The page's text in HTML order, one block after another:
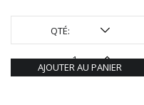
QTÉ:
AJOUTER AU PANIER